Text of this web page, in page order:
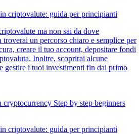
criptovalute: guida per principianti
ma non sai da dove
troverai un percorso chiaro e semplice per
creare il tuo account, depositare fondi
Inoltre, scoprirai alcune
gestire i tuoi investimenti fin dal primo
criptovalute: guida per principianti